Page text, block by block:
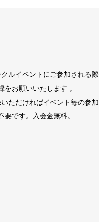
ルイベントにご参加される際
をお願いいたします 。
ただければイベント毎の参加
要です。入会金無料。